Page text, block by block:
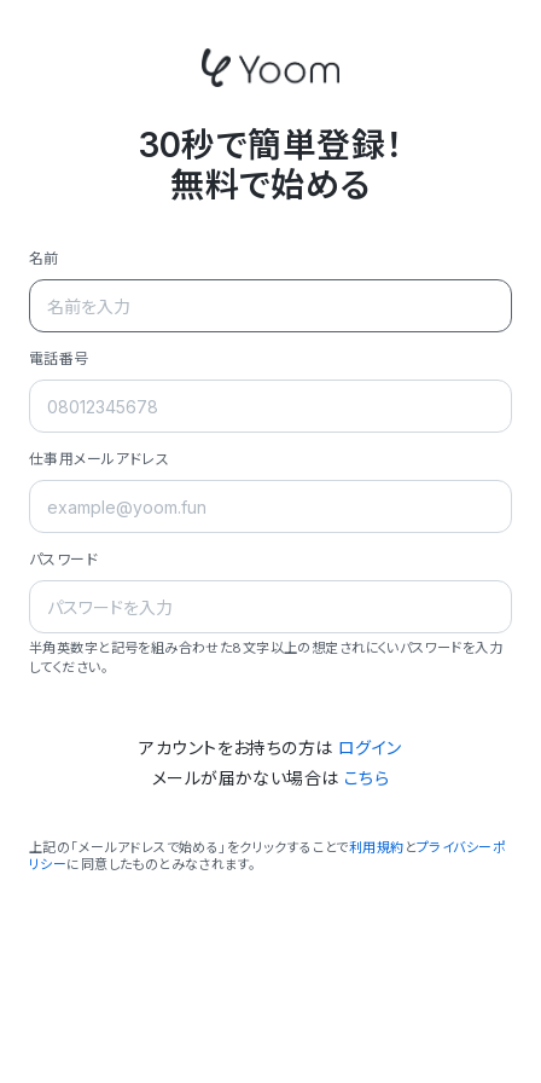
30秒で簡単登録！
無料で始める
名前
電話番号
仕事用メールアドレス
パスワード
半角英数字と記号を組み合わせた8文字以上の想定されにくいパスワードを入力
してください。
アカウントをお持ちの方は ログイン
メールが届かない場合は こちら
上記の「メールアドレスで始める」をクリックすることで利用規約 とプライバシーポ
リシーに同意したものとみなされます。